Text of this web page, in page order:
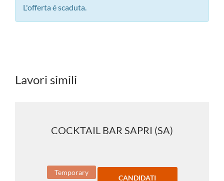
L'offerta é scaduta.
Lavori simili
COCKTAIL BAR SAPRI (SA)
Temporary
CANDIDATI